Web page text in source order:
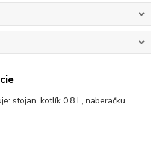
stojan, kotlík 0,8 L, naberačku.